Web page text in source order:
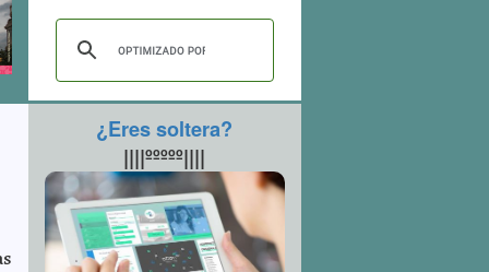
¿Eres soltera?
||||ººººº||||